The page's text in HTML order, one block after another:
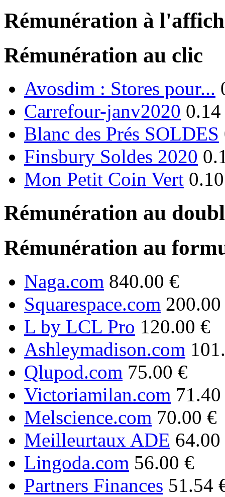
Rémunération à
Rémunération au clic
Avosdim : Stores pour...
Carrefour-janv2020
Blanc des Prés SOLDES
Finsbury Soldes 2020
Mon Petit Coin Vert
Rémunération au
Rémunération au
Naga.com 840.00 €
Squarespace.com
L by LCL Pro 120.00 €
Ashleymadison.com
Qlupod.com 75.00 €
Victoriamilan.com
Melscience.com 70.00 €
Meilleurtaux ADE 64.00
Lingoda.com 56.00 €
Partners Finances 51.54